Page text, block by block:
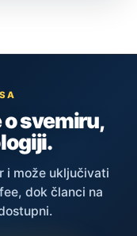
svemiru,
i može uključivati
dok članci na